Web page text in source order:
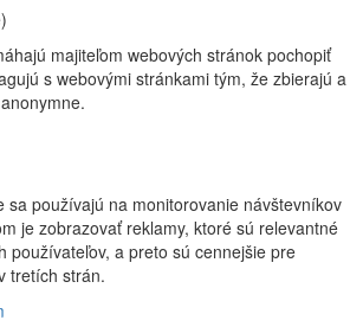
majiteľom webových stránok pochopiť
s webovými stránkami tým, že zbierajú a
sa používajú na monitorovanie návštevníkov
je zobrazovať reklamy, ktoré sú relevantné
používateľov, a preto sú cennejšie pre
tretích strán.